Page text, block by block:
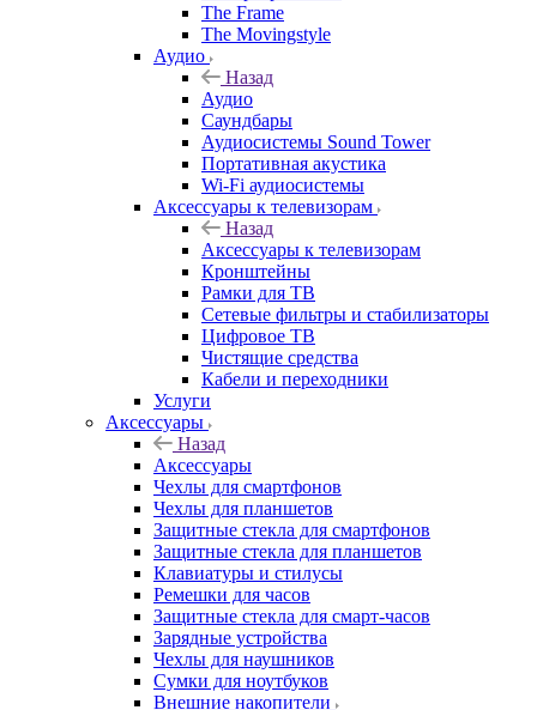
The Frame
The Movingstyle
Аудио
Назад
Аудио
Саундбары
Аудиосистемы Sound Tower
Портативная акустика
Wi-Fi аудиосистемы
Аксессуары к телевизорам
Назад
Аксессуары к телевизорам
Кронштейны
Рамки для ТВ
Сетевые фильтры и стабилизаторы
Цифровое ТВ
Чистящие средства
Кабели и переходники
Услуги
Аксессуары
Назад
Аксессуары
Чехлы для смартфонов
Чехлы для планшетов
Защитные стекла для смартфонов
Защитные стекла для планшетов
Клавиатуры и стилусы
Ремешки для часов
Защитные стекла для смарт-часов
Зарядные устройства
Чехлы для наушников
Сумки для ноутбуков
Внешние накопители